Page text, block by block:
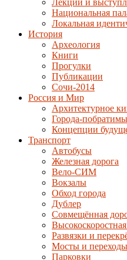
Лекции и
Национальная
Локальная
История
Археология
Книги
Прогулки
Публикации
Сочи-2014
Россия и Мир
Архитектурное
Города-
Концепции
Транспорт
Автобусы
Железная дорога
Вело-СИМ
Вокзалы
Обход города
Дублер
Совмещённая
Развязки и
Мосты и переходы
Парковки